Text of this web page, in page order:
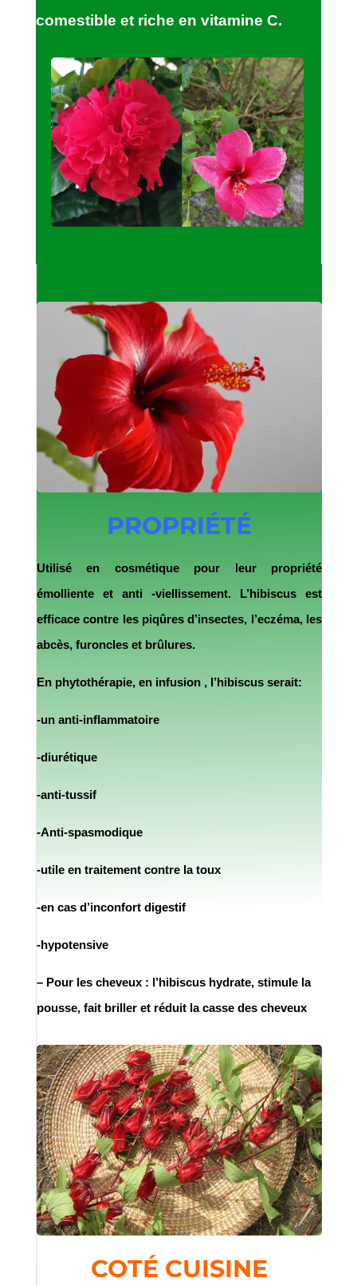
comestible et riche en vitamine C.
PROPRIÉTÉ
Utilisé en cosmétique pour leur propriété
émolliente et anti -viellissement. L’hibiscus est
efficace contre les piqûres d’insectes, l’eczéma, les
abcès, furoncles et brûlures.
En phytothérapie, en infusion , l’hibiscus serait:
-un anti-inflammatoire
-diurétique
-anti-tussif
-Anti-spasmodique
-utile en traitement contre la toux
-en cas d’inconfort digestif
-hypotensive
– Pour les cheveux : l’hibiscus hydrate, stimule la
pousse, fait briller et réduit la casse des cheveux
COTÉ CUISINE